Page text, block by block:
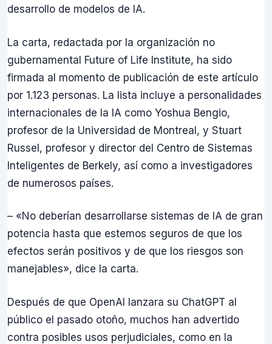
desarrollo de modelos de IA.
La carta, redactada por la organización no
gubernamental Future of Life Institute, ha sido
firmada al momento de publicación de este artículo
por 1.123 personas. La lista incluye a personalidades
internacionales de la IA como Yoshua Bengio,
profesor de la Universidad de Montreal, y Stuart
Russel, profesor y director del Centro de Sistemas
Inteligentes de Berkely, así como a investigadores
de numerosos países.
– «No deberían desarrollarse sistemas de IA de gran
potencia hasta que estemos seguros de que los
efectos serán positivos y de que los riesgos son
manejables», dice la carta.
Después de que OpenAI lanzara su ChatGPT al
público el pasado otoño, muchos han advertido
contra posibles usos perjudiciales, como en la